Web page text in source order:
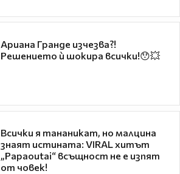
Ариана Гранде изчезва?!
Решението ѝ шокира всички!😯💥
Всички я тананикат, но малцина
знаят истината: VIRAL хитът
„Papaoutai“ всъщност не е изпят
от човек!